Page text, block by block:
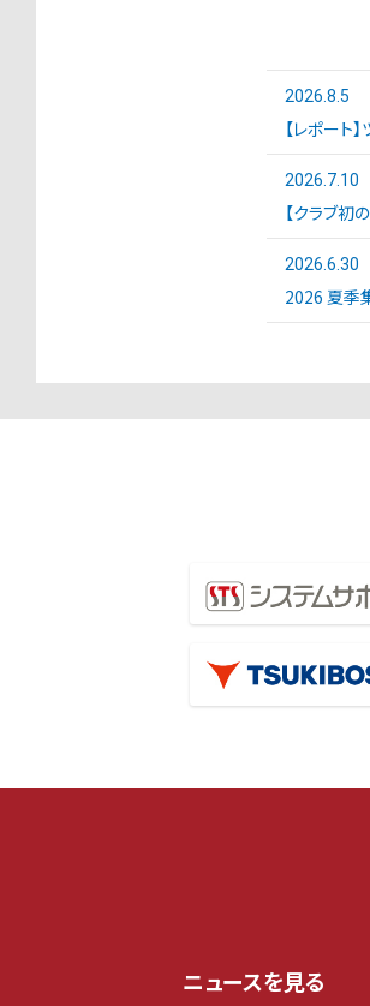
2026.8.5
【レポー
2026.7.10
【クラブ初
2026.6.30
2026 夏季
ニュースを見る